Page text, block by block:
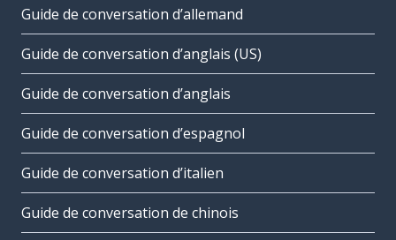
Guide de conversation d’allemand
Guide de conversation d’anglais (US)
Guide de conversation d’anglais
Guide de conversation d’espagnol
Guide de conversation d’italien
Guide de conversation de chinois